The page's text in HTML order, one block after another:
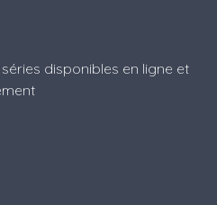
disponibles en ligne et